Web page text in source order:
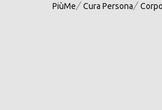
PiùMe Cura Persona Corpo